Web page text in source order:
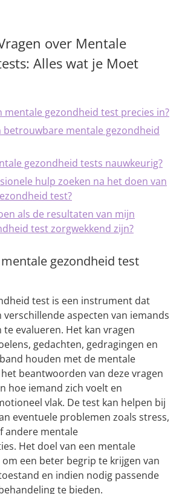
over Mentale
Alles wat je Moet
mentale gezondheid test precies in?
betrouwbare mentale gezondheid
gezondheid tests nauwkeurig?
hulp zoeken na het doen van
test?
als de resultaten van mijn
test zorgwekkend zijn?
gezondheid test
test is een instrument dat
aspecten van iemands
evalueren. Het kan vragen
gedachten, gedragingen en
houden met de mentale
beantwoorden van deze vragen
hoe iemand zich voelt en
vlak. De test kan helpen bij
eventuele problemen zoals stress,
andere mentale
Het doel van een mentale
een beter begrip te krijgen van
en indien nodig passende
te bieden.